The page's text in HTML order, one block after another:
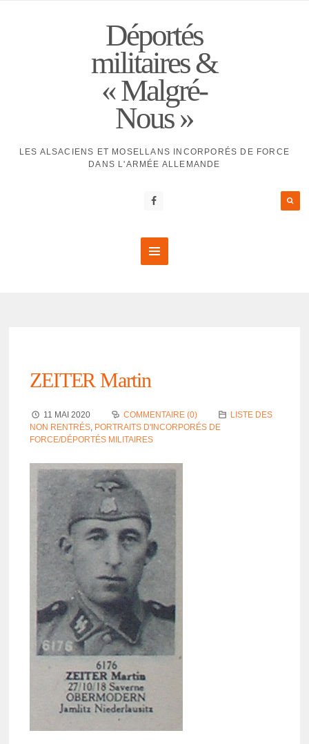
Déportés
militaires &
« Malgré-
Nous »
LES ALSACIENS ET MOSELLANS INCORPORÉS DE FORCE
DANS L'ARMÉE ALLEMANDE
ZEITER Martin
11 MAI 2020 COMMENTAIRE (0)
LISTE DES
NON RENTRÉS, PORTRAITS D'INCORPORÉS DE
FORCE/DÉPORTÉS MILITAIRES